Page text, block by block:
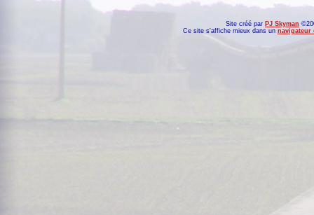
Site créé par PJ Skyman
Ce site s'affiche mieux dans un navigateur